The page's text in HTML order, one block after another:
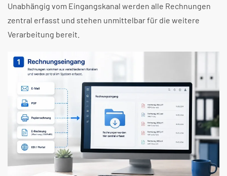
Unabhängig vom Eingangskanal werden alle Rechnungen
zentral erfasst und stehen unmittelbar für die weitere
Verarbeitung bereit.